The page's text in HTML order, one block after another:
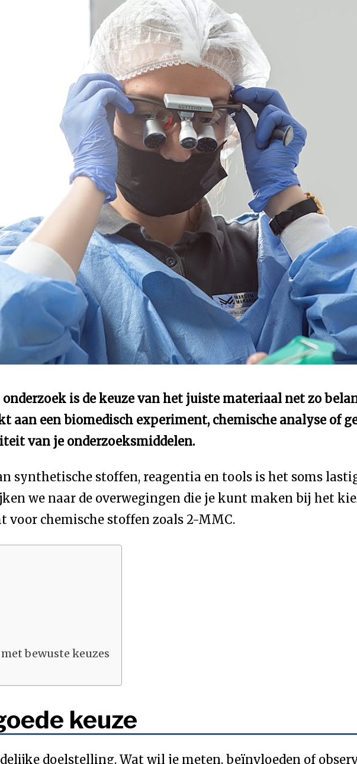
is de keuze van het juiste materiaal net zo
aan een biomedisch experiment, chemische analyse of
van je onderzoeksmiddelen.
synthetische stoffen, reagentia en tools is het soms
we naar de overwegingen die je kunt maken bij het
chemische stoffen zoals 2-MMC.
bewuste keuzes
keuze
doelstelling. Wat wil je meten, beïnvloeden of